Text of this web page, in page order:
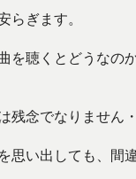
ぎます。
を聴くとどうなの
念でなりません・
思い出しても、間